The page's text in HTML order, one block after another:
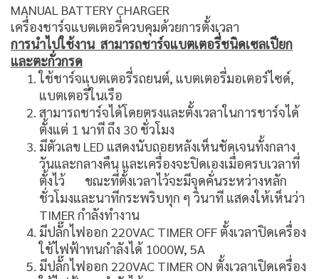
MANUAL BATTERY CHARGER
เครื่องชาร์จแบตเตอรี่ควบคุมด้วยการตั้งเวลา
การนำไปใช้งานสามารถชาร์จแบตเตอรี่ชนิดเซลเปียก
และตะกั่วกรด
ใช้ชาร์จแบตเตอรี่รถยนต์, แบตเตอรี่มอเตอร์ไซด์,
แบตเตอรี่ในเรือ
สามารถชาร์จได้โดยตรงและตั้งเวลาในการชาร์จได้
ตั้งแต่ 1 นาที ถึง 30 ชั่วโมง
มีตัวเลข LED แสดงนับถอยหลังเห็นชัดเจนทั้งกลาง
วันและกลางคืน และเครื่องจะปิดเองเมื่อครบเวลาที่
ตั้งไว้ ขณะที่ตั้งเวลาไว้จะมีจุดคั่นระหว่างหลัก
ชั่วโมงและนาทีกระพริบทุก ๆ วินาที แสดงให้เห็นว่า
TIMER กำลังทำงาน
มีปลั๊กไฟออก 220VAC TIMER OFF ตั้งเวลาปิดเครื่อง
ใช้ไฟฟ้าทนกำลังได้ 1000W, 5A
มีปลั๊กไฟออก 220VAC TIMER ON ตั้งเวลาเปิดเครื่อง